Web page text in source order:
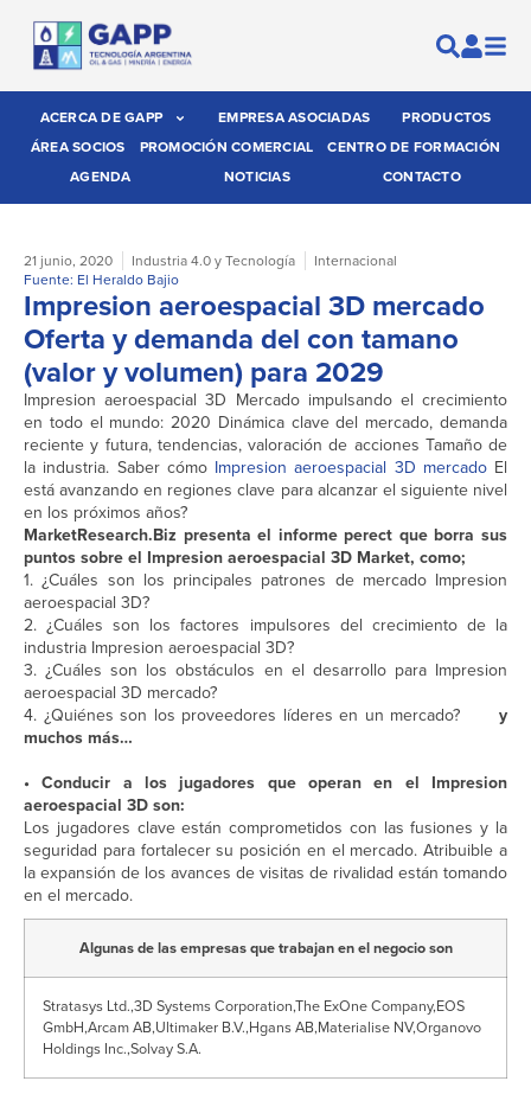
ACERCA DE GAPP EMPRESA ASOCIADAS
PRODUCTOS
ÁREA SOCIOS
PROMOCIÓN COMERCIAL
CENTRO DE FORMACIÓN
AGENDA
NOTICIAS CONTACTO
21 junio, 2020 Industria 4.0 y Tecnología
Internacional
Fuente: El Heraldo Bajio
Impresion aeroespacial 3D mercado
Oferta y demanda del con tamano
(valor y volumen) para 2029
Impresion aeroespacial 3D Mercado impulsando el crecimiento
en todo el mundo: 2020 Dinámica clave del mercado, demanda
reciente y futura, tendencias, valoración de acciones Tamaño de
la industria. Saber cómo Impresion aeroespacial 3D mercadoEl
está avanzando en regiones clave para alcanzar el siguiente nivel
en los próximos años?
MarketResearch.Biz presenta el informe perect que borra sus
puntos sobre el Impresion aeroespacial 3D Market, como;
1. ¿Cuáles son los principales patrones de mercado Impresion
aeroespacial 3D?
2. ¿Cuáles son los factores impulsores del crecimiento de la
industria Impresion aeroespacial 3D?
3. ¿Cuáles son los obstáculos en el desarrollo para Impresion
aeroespacial 3D mercado?
4. ¿Quiénes son los proveedores líderes en un mercado?
y
muchos más…
• Conducir a los jugadores que operan en el Impresion
aeroespacial 3D son:
Los jugadores clave están comprometidos con las fusiones y la
seguridad para fortalecer su posición en el mercado. Atribuible a
la expansión de los avances de visitas de rivalidad están tomando
en el mercado.
Algunas de las empresas que trabajan en el negocio son
Stratasys Ltd.,3D Systems Corporation,The ExOne Company,EOS
GmbH,Arcam AB,Ultimaker B.V.,Hgans AB,Materialise NV,Organovo
Holdings Inc.,Solvay S.A.